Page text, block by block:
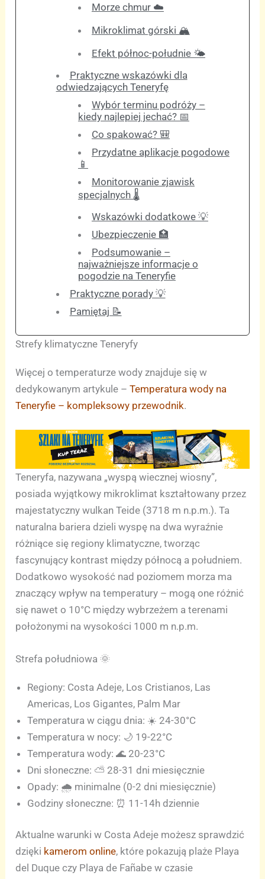
Morze chmur ☁️
Mikroklimat górski 🏔️
Efekt północ-południe 🌤️
Praktyczne wskazówki dla
odwiedzających Teneryfę
Wybór terminu podróży –
kiedy najlepiej jechać? 📅
Co spakować? 🎒
Przydatne aplikacje pogodowe
📱
Monitorowanie zjawisk
specjalnych 🌡️
Wskazówki dodatkowe 💡
Ubezpieczenie 🏥
Podsumowanie –
najważniejsze informacje o
pogodzie na Teneryfie
Praktyczne porady 💡
Pamiętaj 📝
Strefy klimatyczne Teneryfy
Więcej o temperaturze wody znajduje się w
dedykowanym artykule –Temperatura wody na
Teneryfie – kompleksowy przewodnik.
Teneryfa, nazywana „wyspą wiecznej wiosny”,
posiada wyjątkowy mikroklimat kształtowany przez
majestatyczny wulkan Teide (3718 m n.p.m.). Ta
naturalna bariera dzieli wyspę na dwa wyraźnie
różniące się regiony klimatyczne, tworząc
fascynujący kontrast między północą a południem.
Dodatkowo wysokość nad poziomem morza ma
znaczący wpływ na temperatury – mogą one różnić
się nawet o 10°C między wybrzeżem a terenami
położonymi na wysokości 1000 m n.p.m.
Strefa południowa 🌞
Regiony: Costa Adeje, Los Cristianos, Las
Americas, Los Gigantes, Palm Mar
Temperatura w ciągu dnia: ☀️ 24-30°C
Temperatura w nocy: 🌙 19-22°C
Temperatura wody: 🌊 20-23°C
Dni słoneczne: ⛅ 28-31 dni miesięcznie
Opady: 🌧️ minimalne (0-2 dni miesięcznie)
Godziny słoneczne: ⏰ 11-14h dziennie
Aktualne warunki w Costa Adeje możesz sprawdzić
dzięki kamerom online, które pokazują plaże Playa
del Duque czy Playa de Fañabe w czasie